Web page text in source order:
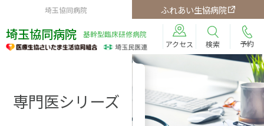
埼玉協同病院 ふれあい生協病院
埼玉協同病院
基幹型臨床研修病院
アクセス
検索 予約
専門医シリーズ